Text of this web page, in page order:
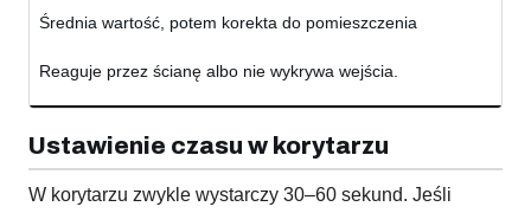
Średnia wartość, potem korekta do pomieszczenia
Reaguje przez ścianę albo nie wykrywa wejścia.
Ustawienie czasu w korytarzu
W korytarzu zwykle wystarczy 30–60 sekund. Jeśli